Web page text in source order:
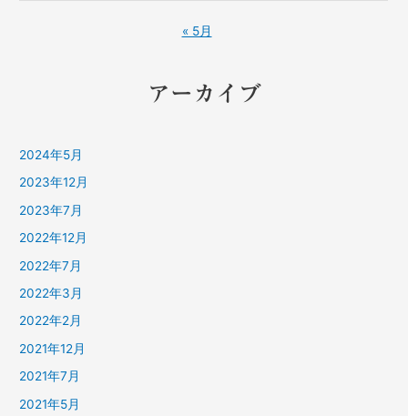
« 5月
アーカイブ
2024年5月
2023年12月
2023年7月
2022年12月
2022年7月
2022年3月
2022年2月
2021年12月
2021年7月
2021年5月